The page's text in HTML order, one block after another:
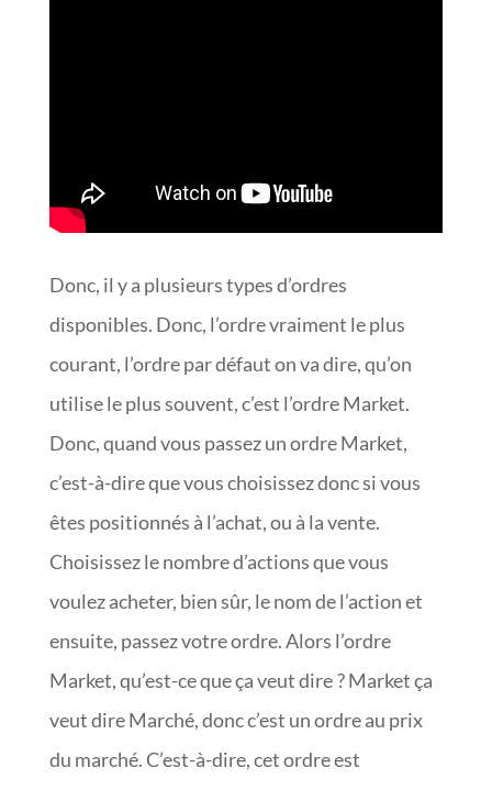
Donc, il y a plusieurs types d’ordres
disponibles. Donc, l’ordre vraiment le plus
courant, l’ordre par défaut on va dire, qu’on
utilise le plus souvent, c’est l’ordre Market.
Donc, quand vous passez un ordre Market,
c’est-à-dire que vous choisissez donc si vous
êtes positionnés à l’achat, ou à la vente.
Choisissez le nombre d’actions que vous
voulez acheter, bien sûr, le nom de l’action et
ensuite, passez votre ordre. Alors l’ordre
Market, qu’est-ce que ça veut dire ? Market ça
veut dire Marché, donc c’est un ordre au prix
du marché. C’est-à-dire, cet ordre est